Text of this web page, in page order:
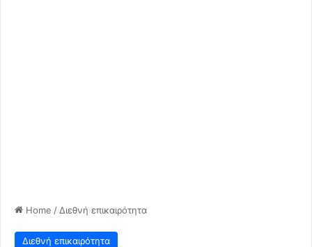
Home / Διεθνή επικαιρότητα
Διεθνή επικαιρότητα